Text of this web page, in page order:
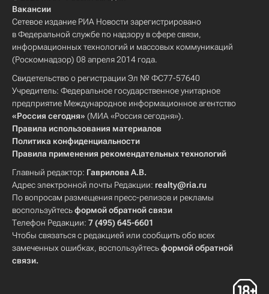
Вакансии
Сетевое издание РИА Новости зарегистрировано
в Федеральной службе по надзору в сфере связи,
информационных технологий и массовых коммуникаций
(Роскомнадзор) 08 апреля 2014 года.
Свидетельство о регистрации Эл № ФС77-57640
Учредитель: Федеральное государственное унитарное
предприятие Международное информационное агентство
«Россия сегодня» (МИА «Россия сегодня»).
Правила использования материалов
Политика конфиденциальности
Правила применения рекомендательных технологий
Главный редактор: Гаврилова А.В.
Адрес электронной почты Редакции: realty@ria.ru
По вопросам размещения пресс-релизов и рекламы
воспользуйтесьформой обратной связи
Телефон Редакции: 7 (495) 645-6601
Чтобы связаться с редакцией или сообщить обо всех
замеченных ошибках, воспользуйтесьформой обратной
связи.